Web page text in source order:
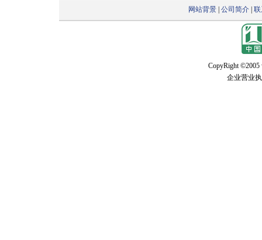
网站背景| 公司简介| 联
CopyRight ©2005
企业营业